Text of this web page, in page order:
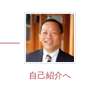
自己紹介へ